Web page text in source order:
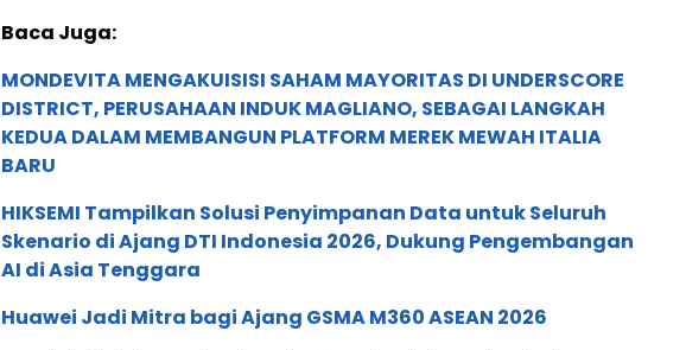
Baca Juga:
MONDEVITA MENGAKUISISI SAHAM MAYORITAS DI UNDERSCORE
DISTRICT, PERUSAHAAN INDUK MAGLIANO, SEBAGAI LANGKAH
KEDUA DALAM MEMBANGUN PLATFORM MEREK MEWAH ITALIA
BARU
HIKSEMI Tampilkan Solusi Penyimpanan Data untuk Seluruh
Skenario di Ajang DTI Indonesia 2026, Dukung Pengembangan
AI di Asia Tenggara
Huawei Jadi Mitra bagi Ajang GSMA M360 ASEAN 2026